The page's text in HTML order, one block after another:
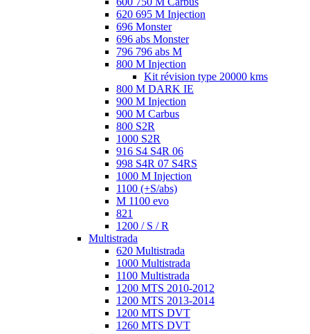
620 695 M Injection
696 Monster
696 abs Monster
796 796 abs M
800 M Injection
Kit révision type 20000 kms
800 M DARK IE
900 M Injection
900 M Carbus
800 S2R
1000 S2R
916 S4 S4R 06
998 S4R 07 S4RS
1000 M Injection
1100 (+S/abs)
M 1100 evo
821
1200 / S / R
Multistrada
620 Multistrada
1000 Multistrada
1100 Multistrada
1200 MTS 2010-2012
1200 MTS 2013-2014
1200 MTS DVT
1260 MTS DVT